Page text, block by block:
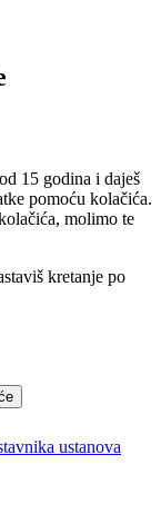
15 godina i daješ
pomoću kolačića.
molimo te
kretanje po
ustanova